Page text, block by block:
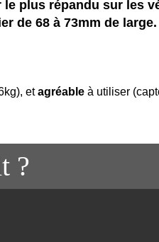
plus répandu sur les
de 68 à 73mm de large.
etagréable à utiliser
?